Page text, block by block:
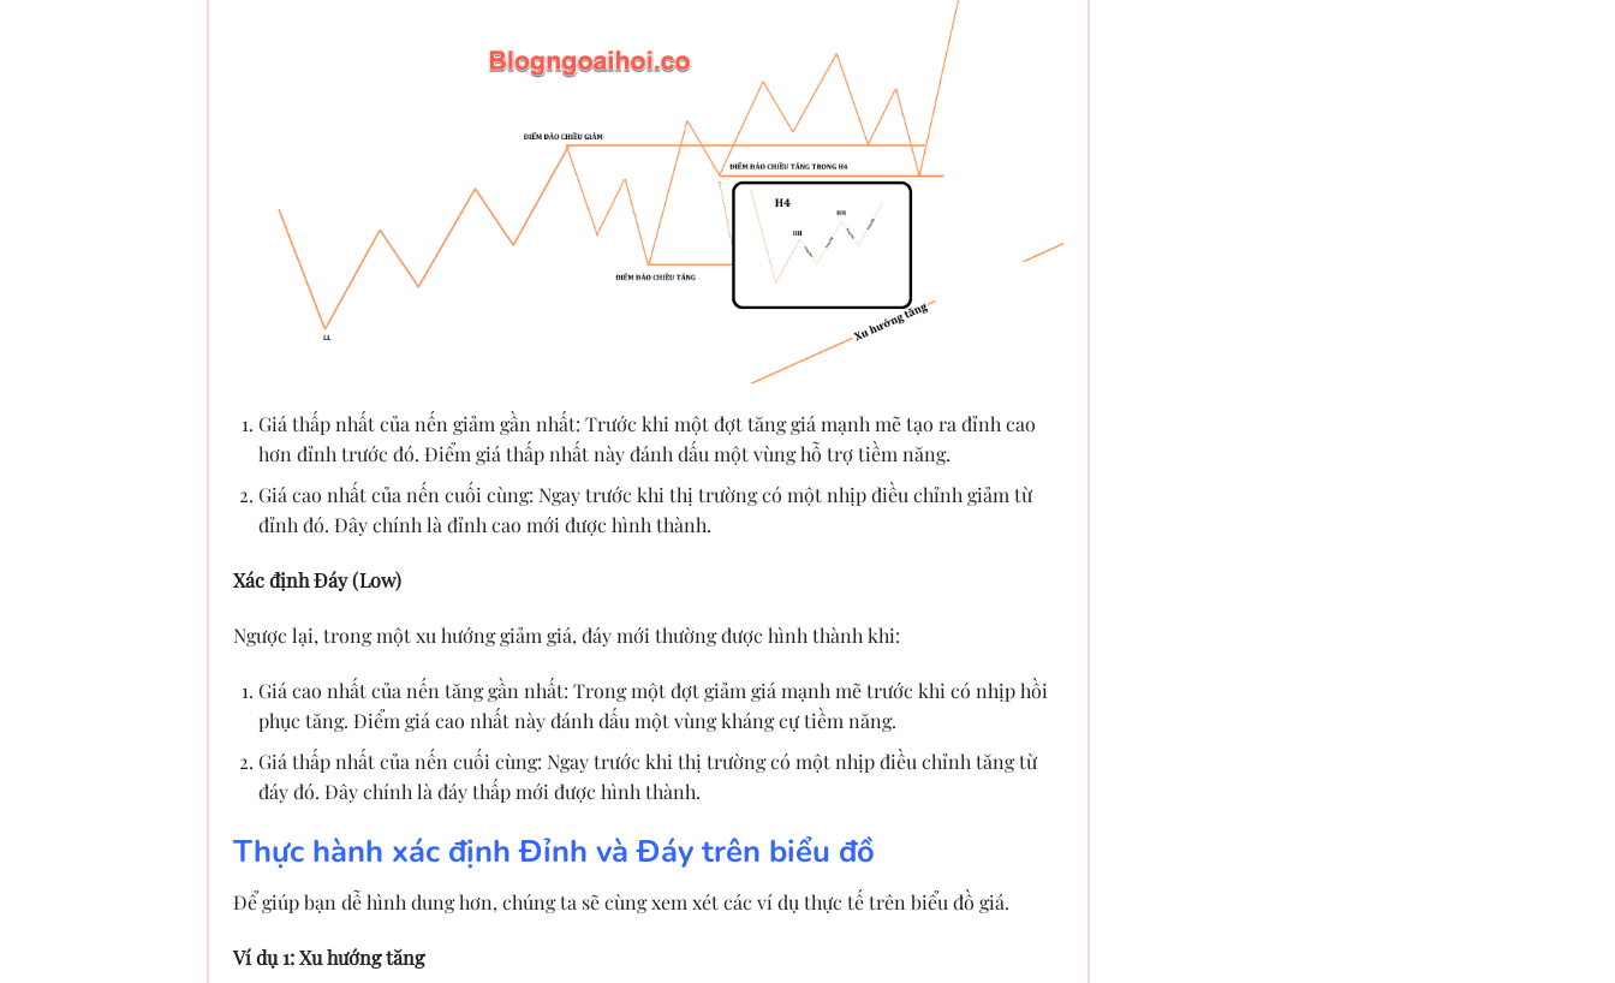
Giá thấp nhất của nến giảm gần nhất: Trước khi một đợt tăng giá mạnh mẽ tạo ra đỉnh cao
hơn đỉnh trước đó. Điểm giá thấp nhất này đánh dấu một vùng hỗ trợ tiềm năng.
Giá cao nhất của nến cuối cùng: Ngay trước khi thị trường có một nhịp điều chỉnh giảm từ
đỉnh đó. Đây chính là đỉnh cao mới được hình thành.
Xác định Đáy (Low)
Ngược lại, trong một xu hướng giảm giá, đáy mới thường được hình thành khi:
Giá cao nhất của nến tăng gần nhất: Trong một đợt giảm giá mạnh mẽ trước khi có nhịp hồi
phục tăng. Điểm giá cao nhất này đánh dấu một vùng kháng cự tiềm năng.
Giá thấp nhất của nến cuối cùng: Ngay trước khi thị trường có một nhịp điều chỉnh tăng từ
đáy đó. Đây chính là đáy thấp mới được hình thành.
Thực hành xác định Đỉnh và Đáy trên biểu đồ
Để giúp bạn dễ hình dung hơn, chúng ta sẽ cùng xem xét các ví dụ thực tế trên biểu đồ giá.
Ví dụ 1: Xu hướng tăng